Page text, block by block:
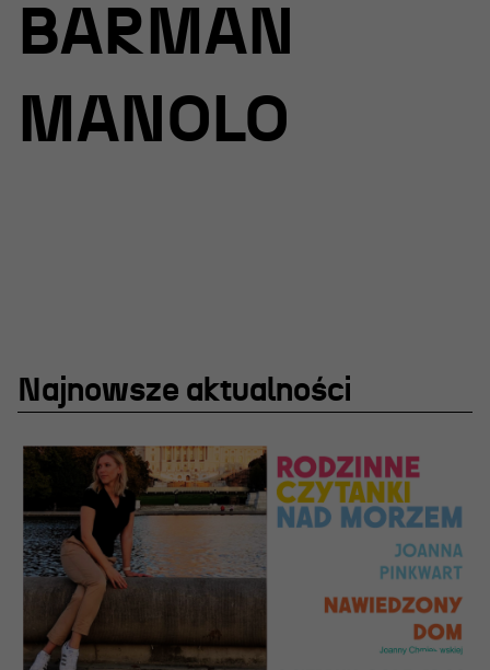
Bilety
Teatr
Historia teatru
Zespół artystyczny
Aktualności
Dostępny Teatr Miejski
Wynajem scen i spektakli
BARMAN
MANOLO
Najnowsze aktualności